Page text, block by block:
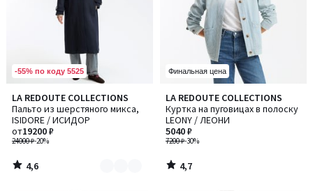
-55% по коду 5525
LA REDOUTE COLLECTIONS
Пальто из шерстяного микса,
ISIDORE / ИСИДОР
24000 ₽-20%
от19200 ₽
4,6
/ 5
Количество
цветов:
2
4,6
/
Финальная цена
LA REDOUTE COLLECTIONS
Куртка на пуговицах в полоску
LEONY / ЛЕОНИ
7200 ₽-30%
5040 ₽
4,7
/ 5
4,7
/